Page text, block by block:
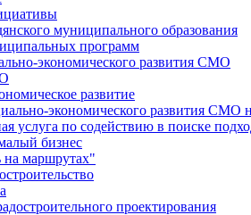
муниципального образования
программ
экономического развития СМО
развитие
экономического развития СМО
услуга по содействию в поиске
бизнес
на маршрутах"
проектирования